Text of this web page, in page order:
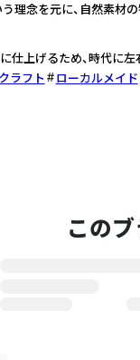
理念を元に、自然素材
仕上げるため、時代に
ラフト
ローカルメイド
この